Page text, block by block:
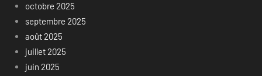
octobre 2025
septembre 2025
août 2025
juillet 2025
juin 2025